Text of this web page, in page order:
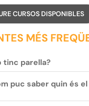
CURSOS DISPONIBLES
MÉS
tinc parella?
puc saber quin és